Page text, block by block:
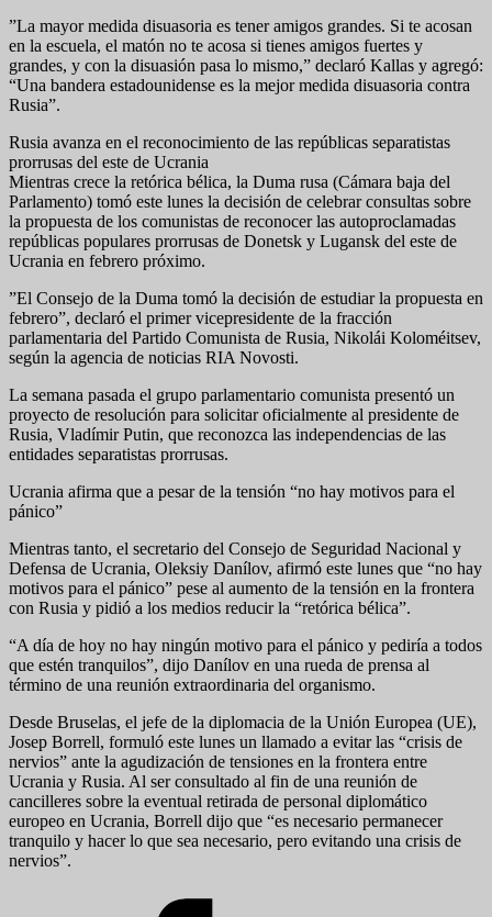
”La mayor medida disuasoria es tener amigos grandes. Si te acosan
en la escuela, el matón no te acosa si tienes amigos fuertes y
grandes, y con la disuasión pasa lo mismo,” declaró Kallas y agregó:
“Una bandera estadounidense es la mejor medida disuasoria contra
Rusia”.
Rusia avanza en el reconocimiento de las repúblicas separatistas
prorrusas del este de Ucrania
Mientras crece la retórica bélica, la Duma rusa (Cámara baja del
Parlamento) tomó este lunes la decisión de celebrar consultas sobre
la propuesta de los comunistas de reconocer las autoproclamadas
repúblicas populares prorrusas de Donetsk y Lugansk del este de
Ucrania en febrero próximo.
”El Consejo de la Duma tomó la decisión de estudiar la propuesta en
febrero”, declaró el primer vicepresidente de la fracción
parlamentaria del Partido Comunista de Rusia, Nikolái Koloméitsev,
según la agencia de noticias RIA Novosti.
La semana pasada el grupo parlamentario comunista presentó un
proyecto de resolución para solicitar oficialmente al presidente de
Rusia, Vladímir Putin, que reconozca las independencias de las
entidades separatistas prorrusas.
Ucrania afirma que a pesar de la tensión “no hay motivos para el
pánico”
Mientras tanto, el secretario del Consejo de Seguridad Nacional y
Defensa de Ucrania, Oleksiy Danílov, afirmó este lunes que “no hay
motivos para el pánico” pese al aumento de la tensión en la frontera
con Rusia y pidió a los medios reducir la “retórica bélica”.
“A día de hoy no hay ningún motivo para el pánico y pediría a todos
que estén tranquilos”, dijo Danílov en una rueda de prensa al
término de una reunión extraordinaria del organismo.
Desde Bruselas, el jefe de la diplomacia de la Unión Europea (UE),
Josep Borrell, formuló este lunes un llamado a evitar las “crisis de
nervios” ante la agudización de tensiones en la frontera entre
Ucrania y Rusia. Al ser consultado al fin de una reunión de
cancilleres sobre la eventual retirada de personal diplomático
europeo en Ucrania, Borrell dijo que “es necesario permanecer
tranquilo y hacer lo que sea necesario, pero evitando una crisis de
nervios”.